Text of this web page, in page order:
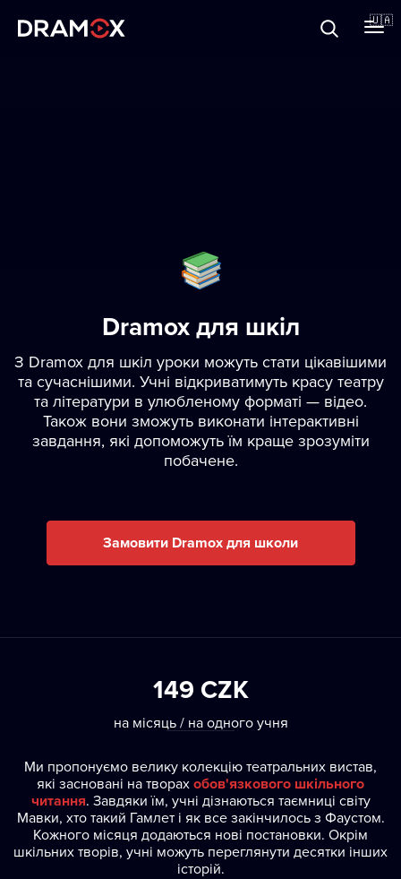
🇺🇦
Dramox для шкіл
З Dramox для шкіл уроки можуть стати цікавішими
та сучаснішими. Учні відкриватимуть красу театру
та літератури в улюбленому форматі — відео.
Також вони зможуть виконати інтерактивні
завдання, які допоможуть їм краще зрозуміти
побачене.
Замовити Dramox для школи
Ми пропонуємо велику колекцію театральних вистав,
які засновані на творахобов'язкового шкільного
читання. Завдяки їм, учні дізнаються таємниці світу
Мавки, хто такий Гамлет і як все закінчилось з Фаустом.
Кожного місяця додаються нові постановки. Окрім
шкільних творів, учні можуть переглянути десятки інших
історій.
149 CZK
на місяць / на одного учня